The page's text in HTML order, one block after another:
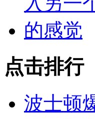
点击排行
波士顿